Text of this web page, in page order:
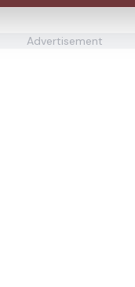
Advertisement